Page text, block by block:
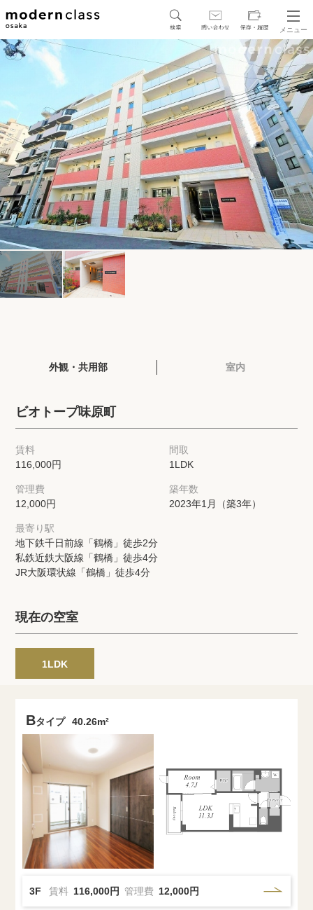
メニュー
地図から探す 駅・路線から探す
区から探す
人気エリアから探す
アクセスランキング
保存した検索条件
店舗・スタッフ紹介
希望条件を伝えてプロに探してもらう
来店予約
各種お問い合わせ
高級賃貸物件コラム
プライバシーポリシー クッキーポリシー
商標について
外観・共用部 室内
ビオトープ味原町
賃料
116,000円
間取
1LDK
管理費
12,000円
築年数
2023年1月（築3年）
最寄り駅
地下鉄千日前線「鶴橋」徒歩2分
私鉄近鉄大阪線「鶴橋」徒歩4分
JR大阪環状線「鶴橋」徒歩4分
現在の空室
1LDK
Bタイプ 40.26m²
3F 賃料 116,000円 管理費 12,000円